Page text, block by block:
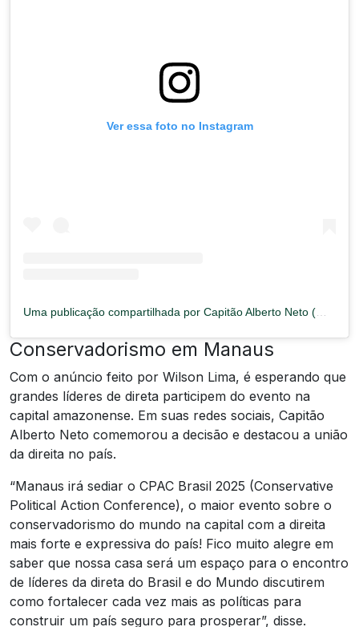
Ver essa foto no Instagram
Uma publicação compartilhada por Capitão Alberto Neto (@capitaoalbertoneto)
Conservadorismo em Manaus
Com o anúncio feito por Wilson Lima, é esperando que
grandes líderes de direta participem do evento na
capital amazonense. Em suas redes sociais, Capitão
Alberto Neto comemorou a decisão e destacou a união
da direita no país.
“Manaus irá sediar o CPAC Brasil 2025 (Conservative
Political Action Conference), o maior evento sobre o
conservadorismo do mundo na capital com a direita
mais forte e expressiva do país! Fico muito alegre em
saber que nossa casa será um espaço para o encontro
de líderes da direta do Brasil e do Mundo discutirem
como fortalecer cada vez mais as políticas para
construir um país seguro para prosperar”, disse.